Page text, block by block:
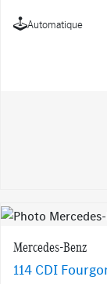
Automatique
Mercedes-Benz
114 CDI